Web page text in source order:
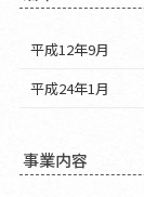
平成12年9月
平成24年1月
事業内容